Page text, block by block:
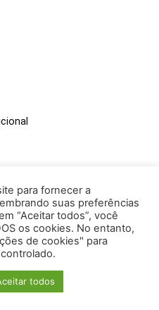
para fornecer a
suas preferências
“Aceitar todos”, você
os cookies. No entanto,
de cookies" para
todos